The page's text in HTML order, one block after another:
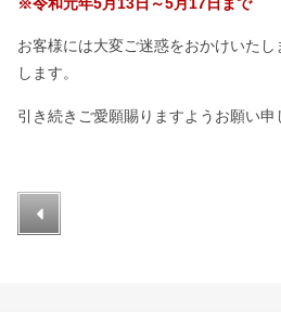
お客様には大変ご迷惑をおかけいた
します。
引き続きご愛願賜りますようお願い申